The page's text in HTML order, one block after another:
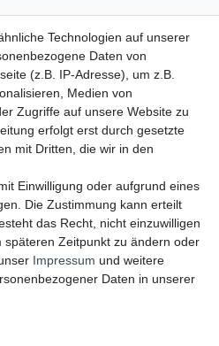
Technologien auf unserer
Daten von
(z.B. IP-Adresse), um z.B.
Medien von
Zugriffe auf unsere Website zu
erfolgt erst durch gesetzte
mit Dritten, die wir in den
Einwilligung oder aufgrund eines
Die Zustimmung kann erteilt
das Recht, nicht einzuwilligen
späteren Zeitpunkt zu ändern oder
Impressum und weitere
Daten in unserer